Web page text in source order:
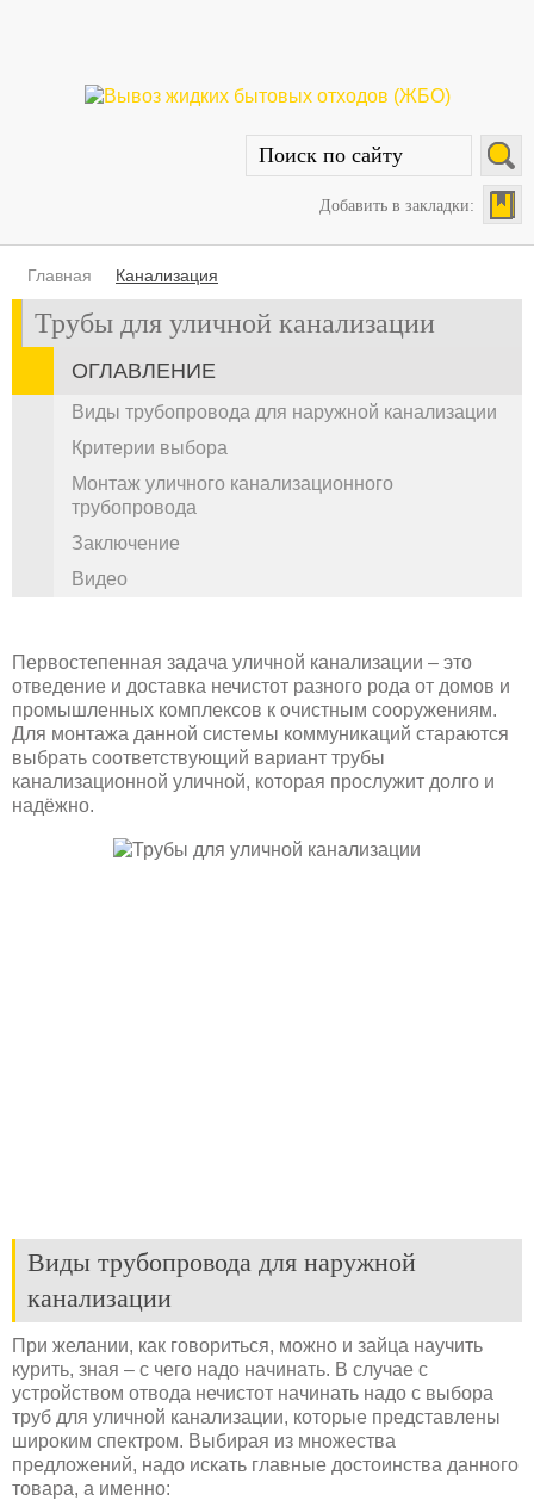
Добавить в закладки:
Главная Канализация
Трубы для уличной канализации
ОГЛАВЛЕНИЕ
Виды трубопровода для наружной канализации
Критерии выбора
Монтаж уличного канализационного
трубопровода
Заключение
Видео
Первостепенная задача уличной канализации – это
отведение и доставка нечистот разного рода от домов и
промышленных комплексов к очистным сооружениям.
Для монтажа данной системы коммуникаций стараются
выбрать соответствующий вариант трубы
канализационной уличной, которая прослужит долго и
надёжно.
Виды трубопровода для наружной
канализации
При желании, как говориться, можно и зайца научить
курить, зная – с чего надо начинать. В случае с
устройством отвода нечистот начинать надо с выбора
труб для уличной канализации, которые представлены
широким спектром. Выбирая из множества
предложений, надо искать главные достоинства данного
товара, а именно: